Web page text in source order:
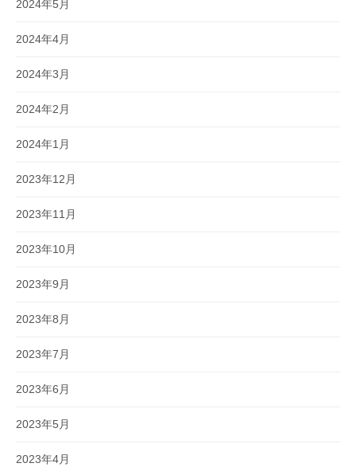
2024年5月
2024年4月
2024年3月
2024年2月
2024年1月
2023年12月
2023年11月
2023年10月
2023年9月
2023年8月
2023年7月
2023年6月
2023年5月
2023年4月